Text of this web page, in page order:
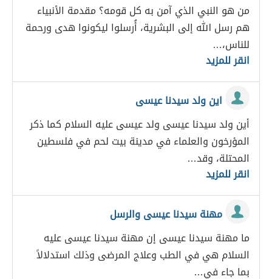
من هو النبي الذي آمن به كل قومه؟ مقدمة الأنبياء
هم رسل الله إلى البشرية، أُرسلوا ليكونوا هدى ورحمة
للناس،…
انقر للمزيد
اين ولد سيدنا عيسى
أين ولد سيدنا عيسى ولد عيسى عليه السلام كما ذكر
المؤرخون والعلماء في مدينة بيت لحم في فلسطين
المحتلة، وقد…
انقر للمزيد
مهنة سيدنا عيسى والرسل
ما مهنة سيدنا عيسى إن مهنة سيدنا عيسى عليه
السلام هي في الطب وعلاج المرضى وذلك استدلالاً
بما جاء في…